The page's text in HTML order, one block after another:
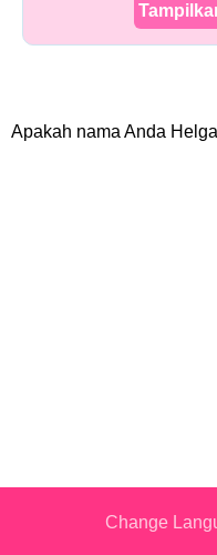
Apakah nama Anda
Change